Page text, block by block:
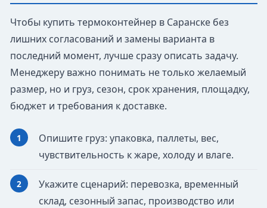
Чтобы купить термоконтейнер в Саранске без
лишних согласований и замены варианта в
последний момент, лучше сразу описать задачу.
Менеджеру важно понимать не только желаемый
размер, но и груз, сезон, срок хранения, площадку,
бюджет и требования к доставке.
Опишите груз: упаковка, паллеты, вес,
чувствительность к жаре, холоду и влаге.
Укажите сценарий: перевозка, временный
склад, сезонный запас, производство или